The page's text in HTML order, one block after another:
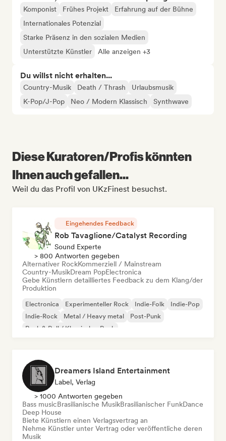
Komponist Frühes Projekt
Erfahrung auf der Bühne
Internationales Potenzial
Starke Präsenz in den sozialen Medien
Unterstützte Künstler
Alle anzeigen +3
Du willst nicht erhalten...
Country-Musik Death / Thrash
Urlaubsmusik
K-Pop/J-Pop
Neo / Modern Klassisch Synthwave
Diese Kuratoren/Profis könnten
Ihnen auch gefallen...
Weil du das Profil von UKzFinest besuchst.
Eingehendes Feedback
Rob Tavaglione/Catalyst Recording
Sound Experte
> 800 Antworten gegeben
Alternativer RockKommerziell / Mainstream
Country-MusikDream PopElectronica
Gebe Künstlern detailliertes Feedback zu dem Klang/der
Produktion
Electronica Experimenteller Rock Indie-Folk
Indie-Pop
Indie-Rock
Metal / Heavy metal
Post-Punk
Rock & Roll / Klassischer Rock
Dreamers Island Entertainment
Label, Verlag
> 1000 Antworten gegeben
Bass musicBrasilianische MusikBrasilianischer FunkDance
Deep House
Biete Künstlern einen Verlagsvertrag an
Nehme Künstler unter Vertrag oder veröffentliche deren
Musik